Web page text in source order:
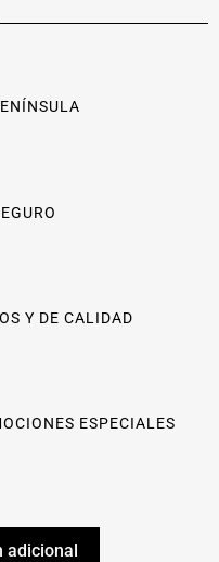
Y DE CALIDAD
ESPECIALES
adicional